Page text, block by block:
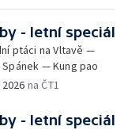
- letní speciál
ptáci na Vltavě —
— Kung pao
2026 na ČT1
- letní speciál